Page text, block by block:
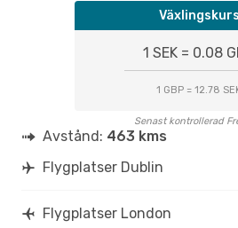
Växlingskurs
1 SEK = 0.08
1 GBP = 12.78
Senast kontrollerad
Avstånd: 463 kms
Flygplatser Dublin
Flygplatser London